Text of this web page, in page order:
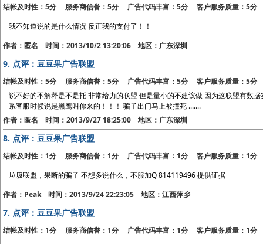
结帐及时性：5分 服务商信誉：5分 广告代码丰富：5分 客户服务质量：5分
我不知道说的是什么情况 反正我的支付了！！
作者：匿名 时间：2013/10/2 13:20:06 地区：广东深圳
9. 点评：豆豆果广告联盟
结帐及时性：5分 服务商信誉：5分 广告代码丰富：5分 客户服务质量：5分
说不好的不解释是不是托 非常给力的联盟 但是量小的不建议做 因为这联盟有数
系客服时候说是黑鹰叫你来的！！！ 骗子出门马上被撞死 .......
作者：匿名 时间：2013/9/27 18:25:00 地区：广东深圳
8. 点评：豆豆果广告联盟
结帐及时性：1分 服务商信誉：1分 广告代码丰富：1分 客户服务质量：1分
垃圾联盟，果断的骗子 不想多说什么，不服加Q 814119496 提供证据
作者：Peak 时间：2013/9/24 22:23:05 地区：江西萍乡
7. 点评：豆豆果广告联盟
结帐及时性：1分 服务商信誉：1分 广告代码丰富：1分 客户服务质量：1分